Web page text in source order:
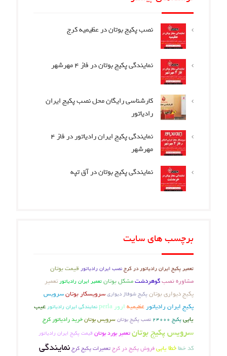
نصب پکیج بوتان در عظیمیه کرج
نمایندگی پکیج بوتان در فاز 4 مهرشهر
کارشناسی رایگان محل نصب پکیج ایران
رادیاتور
نمایندگی پکیج ایران رادیاتور در فاز 4
مهرشهر
نمایندگی پکیج بوتان در آق تپه
برچسب های سایت
تعمیر پکیج ایران رادیاتور در کرج نصب ایران رادیاتور قیمت بوتان
مشاوره نصبگوهردشتمشکل بوتانتعمیر ایران رادیاتورتعمیر
پکیج دیواری بوتانپکیج شوفاژ دیواریسرویسکار بوتانسرویس
پکیج ایران رادیاتورعظیمیه ارور perla نمایندگی ایران رادیاتورعیب
یابی پکیج 24000 نصب پکیج بوتانسرویس بوتانخرید رادیاتور کرج
سرویس پکیج بوتانتعمیر بورد بوتانقیمت پکیج ایران رادیاتور
کد خطا خطا یابیفروش پکیج در کرجتعمیرات پکیج کرجنمایندگی